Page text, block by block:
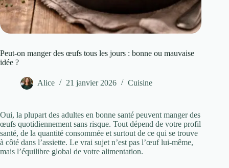
Peut-on manger des œufs tous les jours : bonne ou mauvaise
idée ?
Alice 21 janvier 2026 Cuisine
Oui, la plupart des adultes en bonne santé peuvent manger des
œufs quotidiennement sans risque. Tout dépend de votre profil
santé, de la quantité consommée et surtout de ce qui se trouve
à côté dans l’assiette. Le vrai sujet n’est pas l’œuf lui-même,
mais l’équilibre global de votre alimentation.